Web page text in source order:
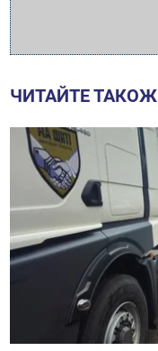
ЧИТАЙТЕ ТАКОЖ